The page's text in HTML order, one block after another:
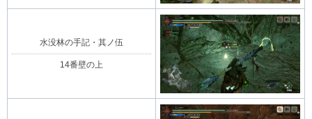
水没林の手記・其ノ伍
14番壁の上